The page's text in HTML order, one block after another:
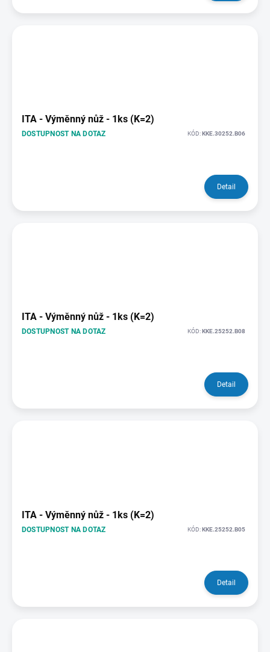
ITA - Výměnný nůž - 1ks (K=2)
DOSTUPNOST NA DOTAZ KÓD:KKE.30252.B06
Detail
ITA - Výměnný nůž - 1ks (K=2)
DOSTUPNOST NA DOTAZ KÓD:KKE.25252.B08
Detail
ITA - Výměnný nůž - 1ks (K=2)
DOSTUPNOST NA DOTAZ KÓD:KKE.25252.B05
Detail